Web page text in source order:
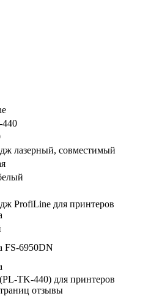
лазерный, совместимый
ProfiLine для принтеров
FS-6950DN
TK-440) для принтеров
отзывы